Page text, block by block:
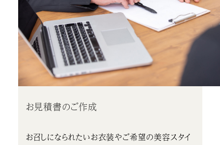
お見積書のご作成
お召しになられたいお衣装やご希望の美容スタイ